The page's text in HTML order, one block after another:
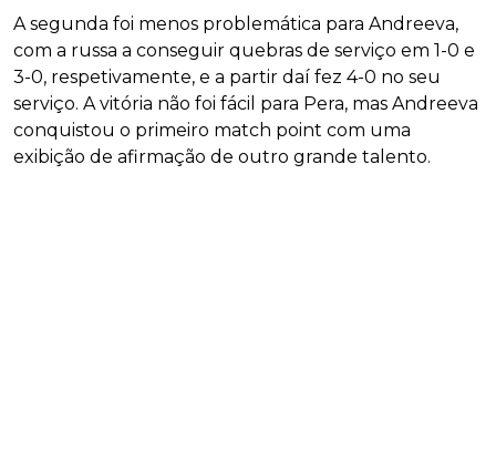
A segunda foi menos problemática para Andreeva,
com a russa a conseguir quebras de serviço em 1-0 e
3-0, respetivamente, e a partir daí fez 4-0 no seu
serviço. A vitória não foi fácil para Pera, mas Andreeva
conquistou o primeiro match point com uma
exibição de afirmação de outro grande talento.